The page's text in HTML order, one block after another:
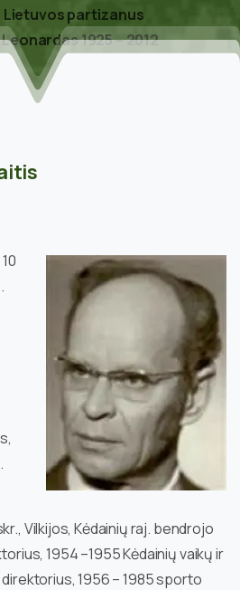
Lietuvos partizanus
1925 – 2012
Vilkijos, Kėdainių raj. bendrojo
1954 –1955 Kėdainių vaikų ir
1956 – 1985 sporto